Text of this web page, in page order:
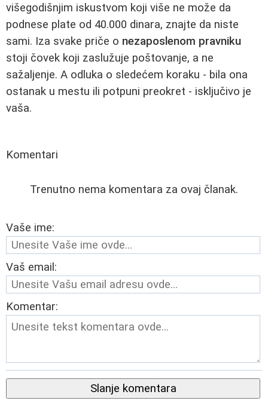
višegodišnjim iskustvom koji više ne može da
podnese plate od 40.000 dinara, znajte da niste
sami. Iza svake priče o nezaposlenom pravniku
stoji čovek koji zaslužuje poštovanje, a ne
sažaljenje. A odluka o sledećem koraku - bila ona
ostanak u mestu ili potpuni preokret - isključivo je
vaša.
Komentari
Trenutno nema komentara za ovaj članak.
Vaše ime:
Vaš email:
Komentar:
Slanje komentara